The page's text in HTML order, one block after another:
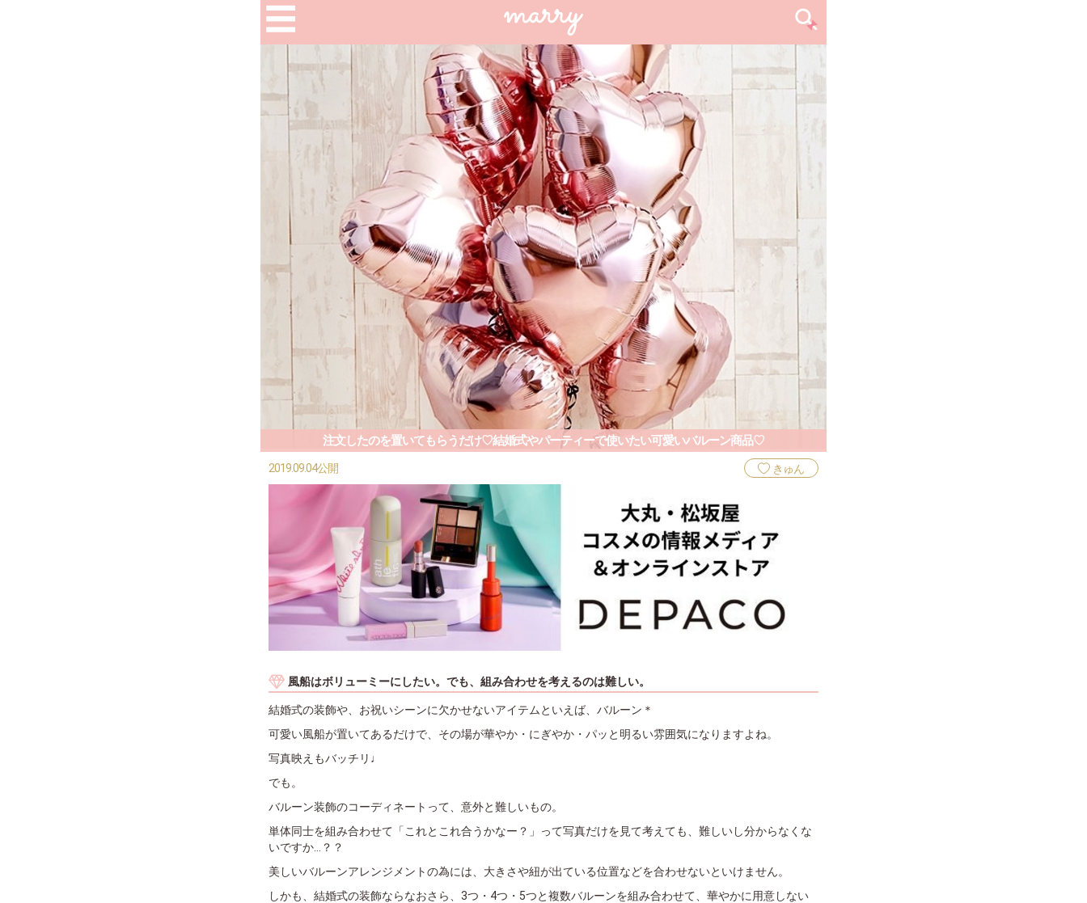
注文したのを置いてもらうだけ♡結婚式やパーティーで使いたい可愛いバルーン商品♡
2019.09.04公開 きゅん
風船はボリューミーにしたい。でも、組み合わせを考えるのは難しい。
結婚式の装飾や、お祝いシーンに欠かせないアイテムといえば、バルーン＊
可愛い風船が置いてあるだけで、その場が華やか・にぎやか・パッと明るい雰囲気になりますよね。
写真映えもバッチリ♩
でも。
バルーン装飾のコーディネートって、意外と難しいもの。
単体同士を組み合わせて「これとこれ合うかなー？」って写真だけを見て考えても、難しいし分からなくな
いですか...？？
美しいバルーンアレンジメントの為には、大きさや紐が出ている位置などを合わせないといけません。
しかも、結婚式の装飾ならなおさら、3つ・4つ・5つと複数バルーンを組み合わせて、華やかに用意しない